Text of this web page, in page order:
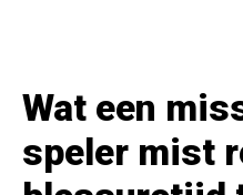
Wat een
speler mist